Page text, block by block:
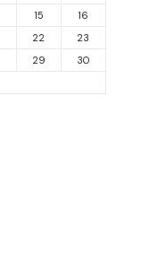
15
16
22
23
29
30